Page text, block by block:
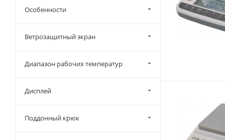
Особенности
Ветрозащитный экран
Диапазон рабочих температур
Дисплей
Поддонный крюк